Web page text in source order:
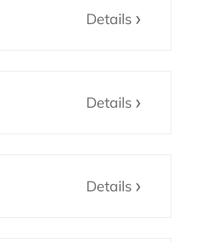
Details
Details
Details